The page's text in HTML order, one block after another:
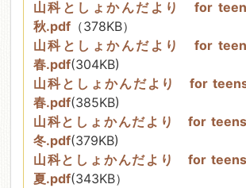
山科としょかんだより for
秋.pdf（378KB）
山科としょかんだより for
春.pdf(304KB)
山科としょかんだより for
春.pdf(385KB)
山科としょかんだより for
冬.pdf(379KB)
山科としょかんだより for
夏.pdf(343KB）